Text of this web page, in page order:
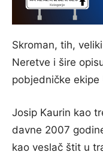
Skroman, tih,
Neretve i šire
pobjedničke
Josip Kaurin kao
davne 2007
kao veslač štit u